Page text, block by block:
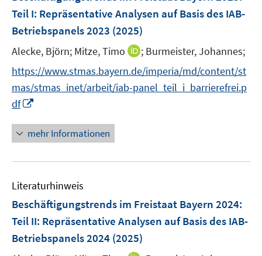
e
r
ö
f
f
e
n
t
r
ö
n
Teil I: Repräsentative Analysen auf Basis des IAB-
Betriebspanels 2023 (2025)
Alecke, Björn; Mitze, Timo
I
n
n
e
e
t
e
r
ö
; Burmeister, Johannes;
https://www.stmas.bayern.de/imperia/md/content/st
mas/stmas_inet/arbeit/iab-panel_teil_i_barrierefrei.p
df
n
e
u
m
F
n
s
mehr Informationen
Literaturhinweis
Beschäftigungstrends im Freistaat Bayern 2024:
Teil II: Repräsentative Analysen auf Basis des IAB-
Betriebspanels 2024 (2025)